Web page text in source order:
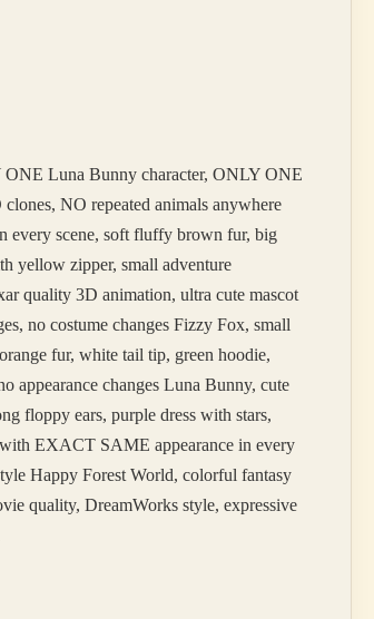
Luna Bunny character, ONLY ONE
NO repeated animals anywhere
every scene, soft fluffy brown fur, big
yellow zipper, small adventure
quality 3D animation, ultra cute mascot
no costume changes Fizzy Fox, small
fur, white tail tip, green hoodie,
appearance changes Luna Bunny, cute
floppy ears, purple dress with stars,
EXACT SAME appearance in every
Happy Forest World, colorful fantasy
quality, DreamWorks style, expressive